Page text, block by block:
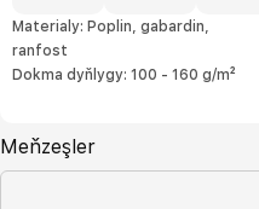
Materialy: Poplin, gabardin,
ranfost
Dokma dyňlygy: 100 - 160 g/m²
Meňzeşler